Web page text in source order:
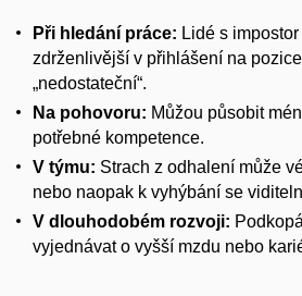
Při hledání práce: Lidé s
zdrženlivější v přihlášení na
„nedostateční“.
Na pohovoru: Můžou působit
potřebné kompetence.
V týmu: Strach z odhalení může
nebo naopak k vyhýbání se
V dlouhodobém rozvoji:
vyjednávat o vyšší mzdu nebo